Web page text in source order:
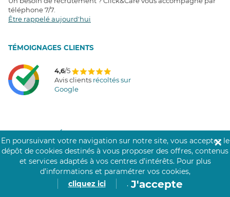
téléphone 7/7
Être rappelé aujourd'hui
TÉMOIGNAGES CLIENTS
4,6/5
Avis clients récoltés sur
Google
En poursuivant votre navigation sur notre site, vous acceptez le
dépôt de cookies destinés à vous proposer des offres, contenus
et services adaptés à vos centres d’intérêts. Pour plus
d’informations et paramétrer vos cookies,
cliquez ici
. J'accepte
✕